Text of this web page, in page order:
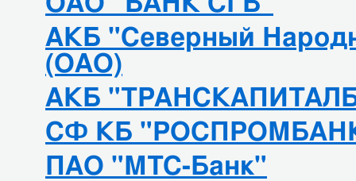
АКБ "Северный
(ОАО)
АКБ
СФ КБ
ПАО "МТС-Банк"